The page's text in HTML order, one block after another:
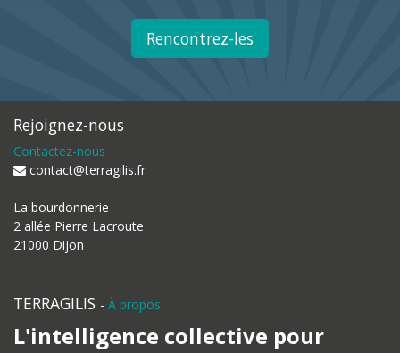
Rencontrez-les
Rejoignez-nous
Contactez-nous
contact@terragilis.fr
La bourdonnerie
2 allée Pierre Lacroute
21000 Dijon
TERRAGILIS - À propos
L'intelligence collective pour